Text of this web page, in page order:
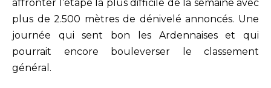
affronter l’étape la plus difficile de la semaine avec
plus de 2.500 mètres de dénivelé annoncés. Une
journée qui sent bon les Ardennaises et qui
pourrait encore bouleverser le classement
général.